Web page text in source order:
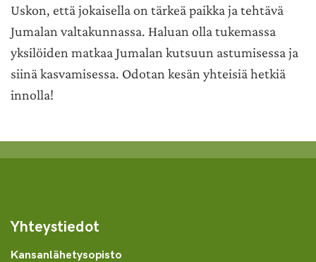
Uskon, että jokaisella on tärkeä paikka ja tehtävä
Jumalan valtakunnassa. Haluan olla tukemassa
yksilöiden matkaa Jumalan kutsuun astumisessa ja
siinä kasvamisessa. Odotan kesän yhteisiä hetkiä
innolla!
Yhteystiedot
Kansanlähetysopisto